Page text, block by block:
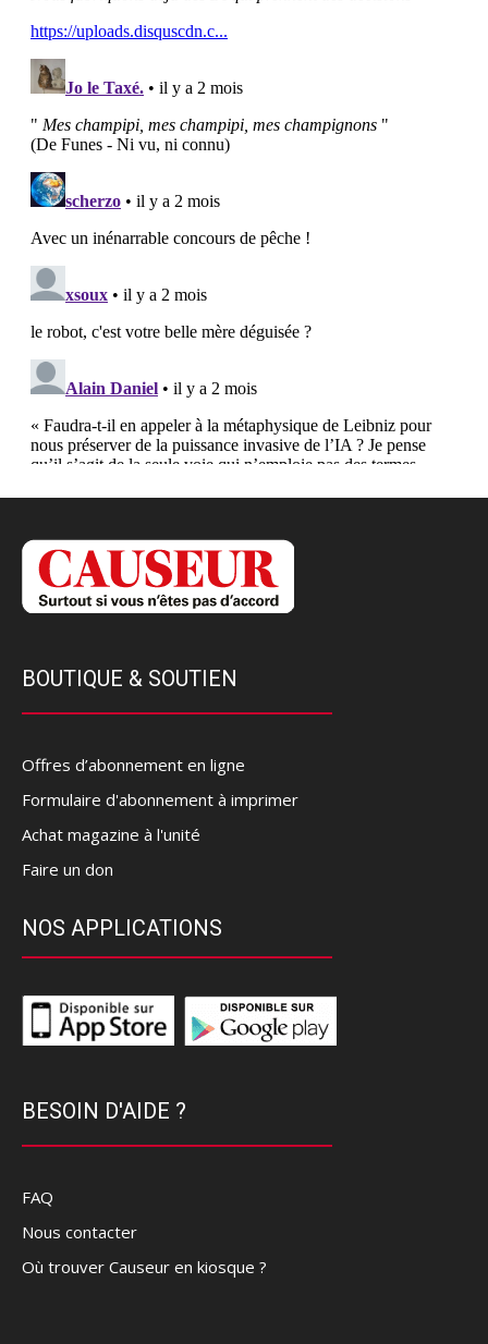
BOUTIQUE & SOUTIEN
Offres d’abonnement en ligne
Formulaire d'abonnement à imprimer
Achat magazine à l'unité
Faire un don
NOS APPLICATIONS
BESOIN D'AIDE ?
FAQ
Nous contacter
Où trouver Causeur en kiosque ?